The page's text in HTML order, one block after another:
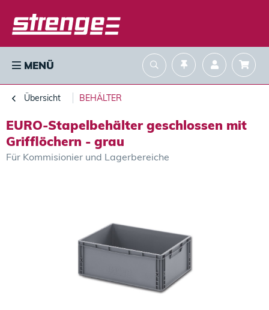
MENÜ
Übersicht BEHÄLTER
EURO-Stapelbehälter geschlossen mit
Grifflöchern - grau
Für Kommisionier und Lagerbereiche